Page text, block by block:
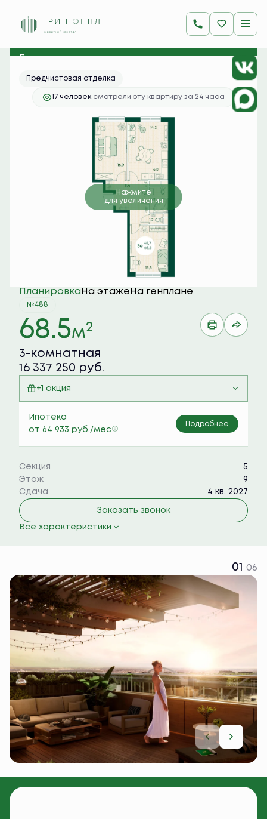
3-комнатная 68.5 м
16 337 250 руб.
Ипотека от 64 933 руб./мес.
Парковка в подарок
Предчистовая отделка
17 человек смотрели эту квартиру за 24 часа
Нажмите
для увеличения
Планировка На этаже На генплане
№488
68.5м2
3-комнатная
16 337 250 руб.
+1 акция
Ипотека
от 64 933 руб./мес
Подробнее
Секция
5
Этаж
9
Сдача
4 кв. 2027
Заказать звонок
Все характеристики
01 06